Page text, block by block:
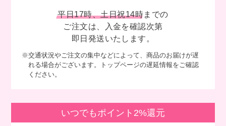
平日17時、土日祝14時までの
ご注文は、入金を確認次第
即日発送いたします。
※交通状況やご注文の集中などによって、商品のお届けが遅
れる場合がございます。トップページの遅延情報をご確認
ください。
いつでもポイント2%還元